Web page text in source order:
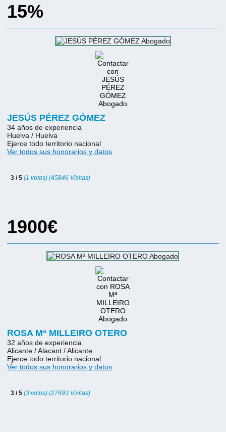
15%
JESÚS PÉREZ GÓMEZ
34 años de experiencia
Huelva / Huelva
Ejerce todo territorio nacional
Ver todos sus honorarios y datos
3 / 5(1 votos) (45846 Visitas)
1900€
ROSA Mª MILLEIRO OTERO
32 años de experiencia
Alicante / Alacant / Alicante
Ejerce todo territorio nacional
Ver todos sus honorarios y datos
3 / 5(3 votos) (27693 Visitas)